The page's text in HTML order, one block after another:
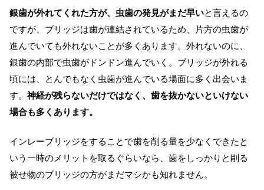
銀歯が外れてくれた方が、虫歯の発見がまだ早いと言えるの
ですが、ブリッジは歯が連結されているため、片方の虫歯が
進んでいても外れないことが多くあります。外れないのに、
銀歯の内部で虫歯がドンドン進んでいく。ブリッジが外れる
頃には、とんでもなく虫歯が進んでいる場面に多く出会いま
す。 神経が残らないだけではなく、歯を抜かないといけない
場合も多くあります。
インレーブリッジをすることで歯を削る量を少なくできたと
いう一時のメリットを取るぐらいなら、歯をしっかりと削る
被せ物のブリッジの方がまだマシかも知れません。